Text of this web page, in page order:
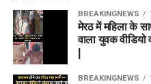
BREAKINGNEWS
मेरठ में महिला के
वाला युवक
BREAKINGNEWS